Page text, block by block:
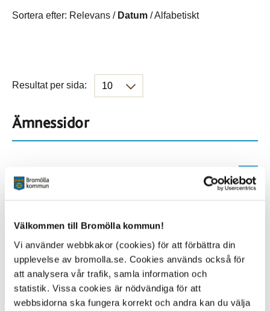
Välkommen till Bromölla kommun!
Vi använder webbkakor (cookies) för att förbättra din
upplevelse av bromolla.se. Cookies används också för
att analysera vår trafik, samla information och
statistik. Vissa cookies är nödvändiga för att
webbsidorna ska fungera korrekt och andra kan du välja
Sortera efter: Relevans / Datum /Alfabetiskt
Resultat per sida:
Ämnessidor
Alla platser